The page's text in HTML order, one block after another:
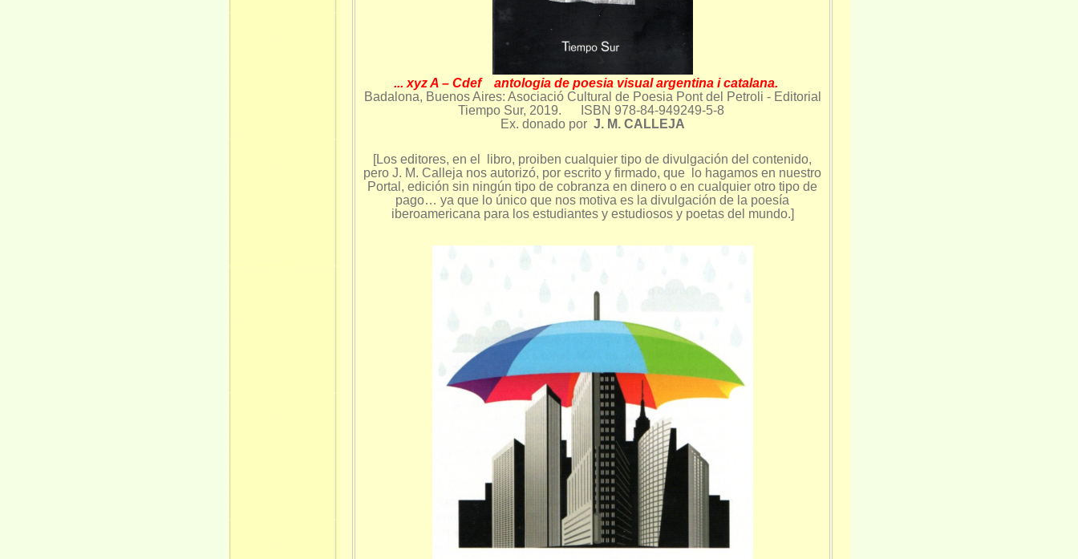
... xyz A – Cdef antologia de poesia visual argentina i catalana.
Badalona, Buenos Aires: Asociació Cultural de Poesia Pont del Petroli - Editorial
Tiempo Sur, 2019. ISBN 978-84-949249-5-8
Ex. donado por J. M. CALLEJA
[Los editores, en el libro, proiben cualquier tipo de divulgación del contenido,
pero J. M. Calleja nos autorizó, por escrito y firmado, que lo hagamos en nuestro
Portal, edición sin ningún tipo de cobranza en dinero o en cualquier otro tipo de
pago… ya que lo único que nos motiva es la divulgación de la poesía
iberoamericana para los estudiantes y estudiosos y poetas del mundo.]